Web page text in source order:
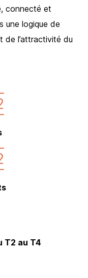
connecté et
une logique de
de l’attractivité du
T2 au T4